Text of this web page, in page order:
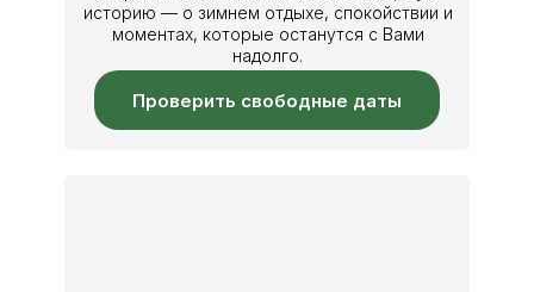
Проверить свободные даты
историю — о зимнем отдыхе, спокойствии и
моментах, которые останутся с Вами
надолго.